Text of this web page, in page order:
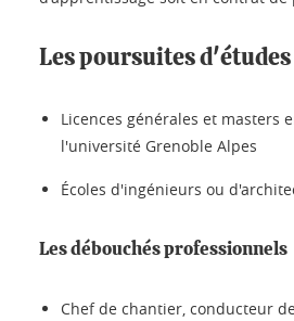
Les poursuites d'études
Licences générales et masters
l'université Grenoble Alpes
Écoles d'ingénieurs ou
Les débouchés professionnels
Chef de chantier, conducteur